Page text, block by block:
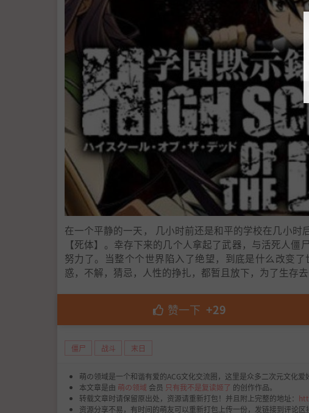
在一个平静的一天， 几小时前还是和平的学校在几小
【死体】。幸存下来的几个人拿起了武器，与活死人
努力了。当整个个世界陷入了绝望，到底是什么改变
惑，不解，猜忌，人性的挣扎，都暂且放下，为了生存
赞一下 +29
僵尸 战斗 末日
萌の领域是一个和谐有爱的ACG文化交流圈，这里是众多二次元文化爱
本文章是由 萌の领域 会员 只有我不是复读姬了 的创作作品。
转载文章时请保留原出处，资源请重新打包！并且附上完整的地址：
资源分享不易，有时间的萌友可以重新打包上传一份，发链接到评论